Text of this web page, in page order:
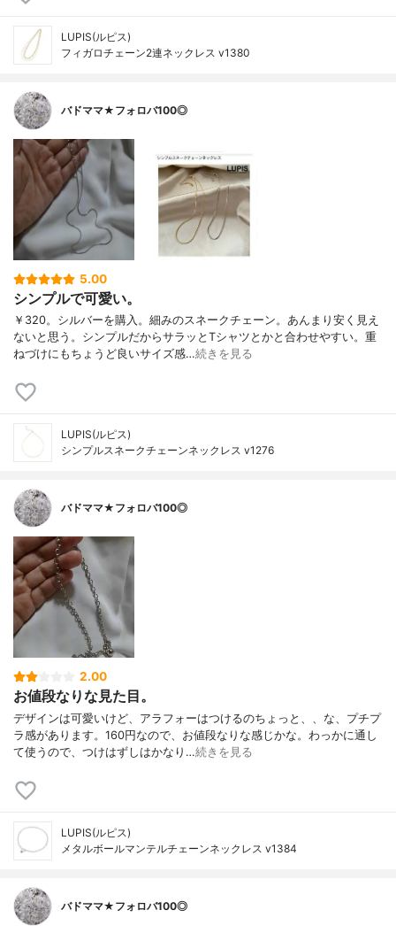
LUPIS(ルピス)
フィガロチェーン2連ネックレス v1380
バドママ★フォロバ100◎
5.00
シンプルで可愛い。
￥320。シルバーを購入。細みのスネークチェーン。あんまり安く見え
ないと思う。シンプルだからサラッとTシャツとかと合わせやすい。重
ねづけにもちょうど良いサイズ感…続きを見る
LUPIS(ルピス)
シンプルスネークチェーンネックレス v1276
バドママ★フォロバ100◎
2.00
お値段なりな見た目。
デザインは可愛いけど、アラフォーはつけるのちょっと、、な、プチプ
ラ感があります。160円なので、お値段なりな感じかな。わっかに通し
て使うので、つけはずしはかなり…続きを見る
LUPIS(ルピス)
メタルボールマンテルチェーンネックレス v1384
バドママ★フォロバ100◎